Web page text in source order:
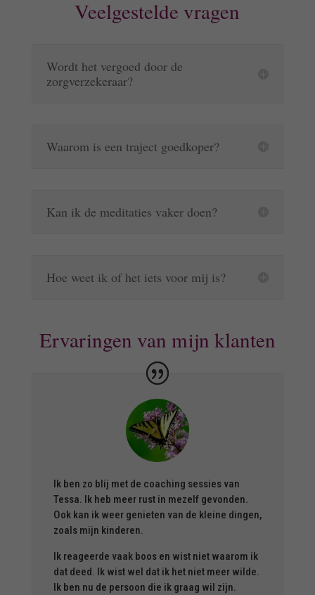
Veelgestelde vragen
Wordt het vergoed door de
zorgverzekeraar?
Waarom is een traject goedkoper?
Kan ik de meditaties vaker doen?
Hoe weet ik of het iets voor mij is?
Ervaringen van mijn klanten
Ik ben zo blij met de coaching sessies van
Tessa. Ik heb meer rust in mezelf gevonden.
Ook kan ik weer genieten van de kleine dingen,
zoals mijn kinderen.
Ik reageerde vaak boos en wist niet waarom ik
dat deed. Ik wist wel dat ik het niet meer wilde.
Ik ben nu de persoon die ik graag wil zijn.